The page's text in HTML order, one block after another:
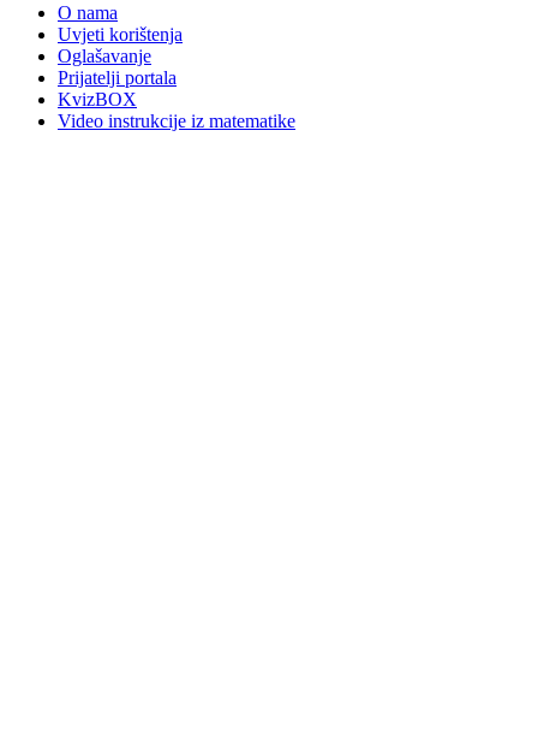
O nama
Uvjeti korištenja
Oglašavanje
Prijatelji portala
KvizBOX
Video instrukcije iz matematike